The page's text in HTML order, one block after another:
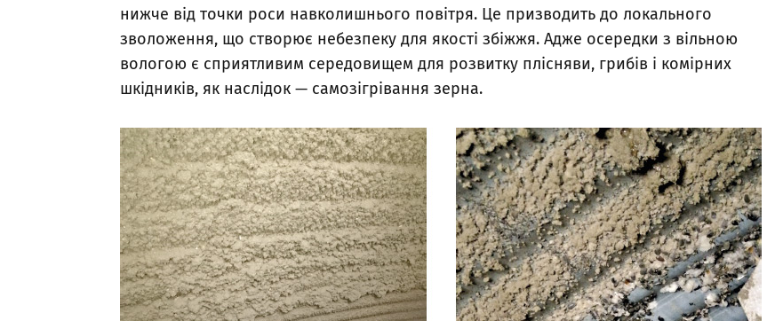
нижче від точки роси навколишнього повітря. Це призводить до локального
зволоження, що створює небезпеку для якості збіжжя. Адже осередки з вільною
вологою є сприятливим середовищем для розвитку плісняви, грибів і комірних
шкідників, як наслідок — самозігрівання зерна.